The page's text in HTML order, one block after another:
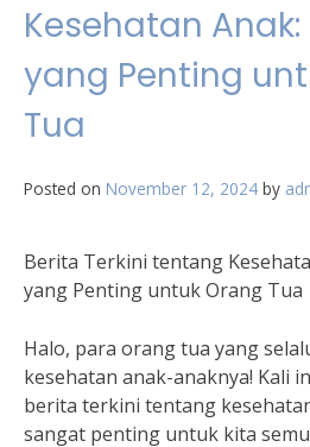
Kesehatan
yang Penting
Tua
Posted on November 12, 2024 by
Berita Terkini tentang
yang Penting untuk Orang Tua
Halo, para orang tua yang
kesehatan anak-anaknya! Kali
berita terkini tentang
sangat penting untuk kita